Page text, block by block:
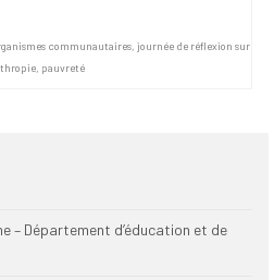
communautaires, journée de réflexion sur
, pauvreté
– Département d’éducation et de